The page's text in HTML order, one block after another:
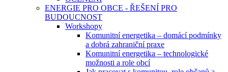
ENERGIE PRO OBCE - ŘEŠENÍ PRO
BUDOUCNOST
Workshopy
Komunitní energetika – domácí podmínky
a dobrá zahraniční praxe
Komunitní energetika – technologické
možnosti a role obcí